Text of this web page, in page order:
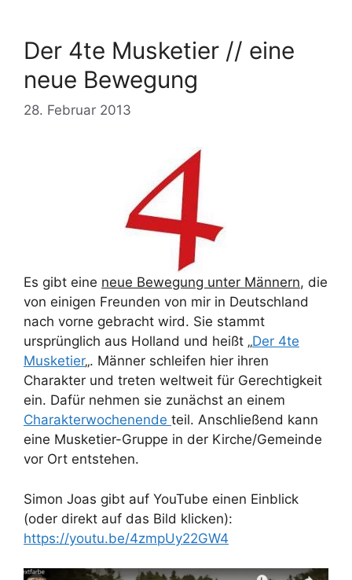
Der 4te Musketier // eine
neue Bewegung
28. Februar 2013
Es gibt eine neue Bewegung unter Männern, die
von einigen Freunden von mir in Deutschland
nach vorne gebracht wird. Sie stammt
ursprünglich aus Holland und heißt „Der 4te
Musketier„. Männer schleifen hier ihren
Charakter und treten weltweit für Gerechtigkeit
ein. Dafür nehmen sie zunächst an einem
Charakterwochenende teil. Anschließend kann
eine Musketier-Gruppe in der Kirche/Gemeinde
vor Ort entstehen.
Simon Joas gibt auf YouTube einen Einblick
(oder direkt auf das Bild klicken):
https://youtu.be/4zmpUy22GW4